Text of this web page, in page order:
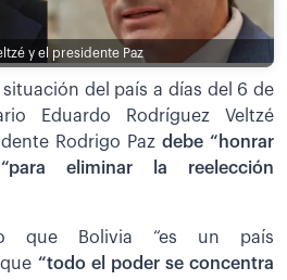
y el presidente Paz
del país a días del 6 de
Eduardo Rodríguez Veltzé
Rodrigo Paz debe “honrar
eliminar la reelección
que Bolivia “es un país
“todo el poder se concentra